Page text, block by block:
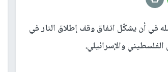
في أن يشكّل اتفاق وقف إطلاق النار في
والإسرائيلي.